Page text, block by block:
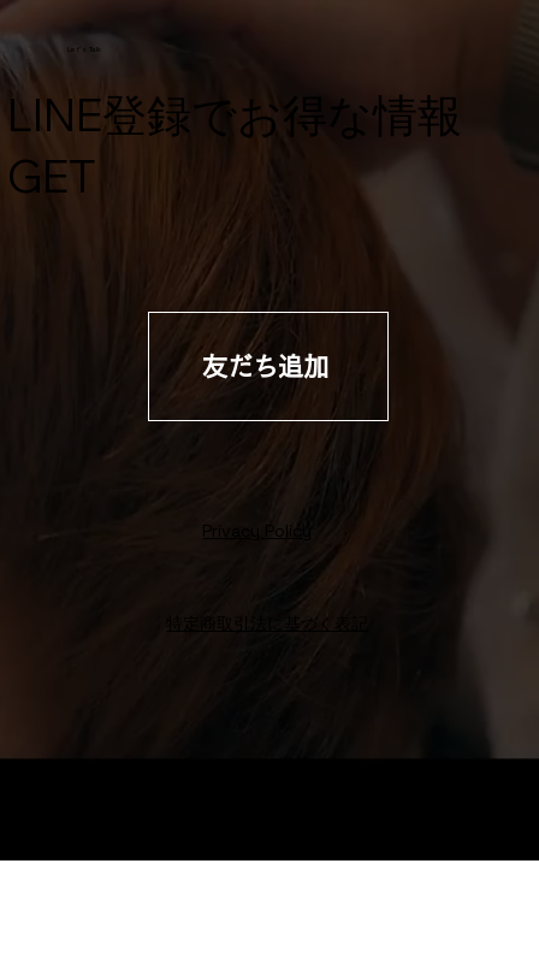
Privacy Policy
Let's Talk
​LINE登録でお得な情報
GET
友だち追加
特定商取引法に基づく表記